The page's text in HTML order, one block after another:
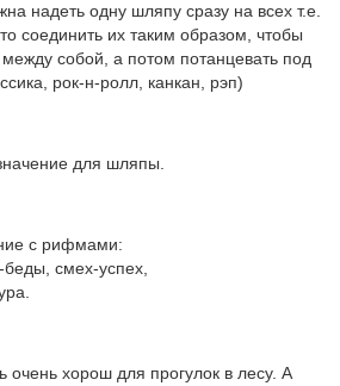
надеть одну шляпу сразу на всех т.е.
соединить их таким образом, чтобы
собой, а потом потанцевать под
рок-н-ролл, канкан, рэп)
для шляпы.
с рифмами:
смех-успех,
хорош для прогулок в лесу. А